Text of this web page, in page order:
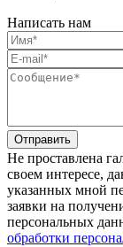
Написать нам
Отправить
Не проставлена
своем интересе,
указанных мной
заявки на
персональных
обработки